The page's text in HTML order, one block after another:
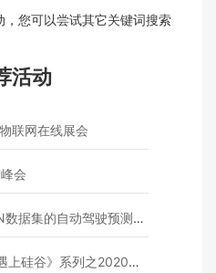
您可以尝试其它关键词搜索
活动
联网在线展会
会
的自动驾驶预测模型挑战赛
》系列之2020年度开源峰会